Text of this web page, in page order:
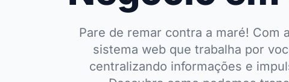
Pare de remar contra a maré! Com
sistema web que trabalha por
centralizando informações e